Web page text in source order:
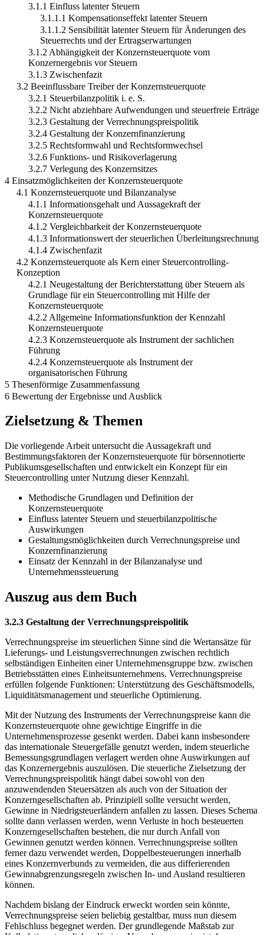
3.1.1 Einfluss latenter Steuern
3.1.1.1 Kompensationseffekt latenter Steuern
3.1.1.2 Sensibilität latenter Steuern für Änderungen des
Steuerrechts und der Ertragserwartungen
3.1.2 Abhängigkeit der Konzernsteuerquote vom
Konzernergebnis vor Steuern
3.1.3 Zwischenfazit
3.2 Beeinflussbare Treiber der Konzernsteuerquote
3.2.1 Steuerbilanzpolitik i. e. S.
3.2.2 Nicht abziehbare Aufwendungen und steuerfreie Erträge
3.2.3 Gestaltung der Verrechnungspreispolitik
3.2.4 Gestaltung der Konzernfinanzierung
3.2.5 Rechtsformwahl und Rechtsformwechsel
3.2.6 Funktions- und Risikoverlagerung
3.2.7 Verlegung des Konzernsitzes
4 Einsatzmöglichkeiten der Konzernsteuerquote
4.1 Konzernsteuerquote und Bilanzanalyse
4.1.1 Informationsgehalt und Aussagekraft der
Konzernsteuerquote
4.1.2 Vergleichbarkeit der Konzernsteuerquote
4.1.3 Informationswert der steuerlichen Überleitungsrechnung
4.1.4 Zwischenfazit
4.2 Konzernsteuerquote als Kern einer Steuercontrolling-
Konzeption
4.2.1 Neugestaltung der Berichterstattung über Steuern als
Grundlage für ein Steuercontrolling mit Hilfe der
Konzernsteuerquote
4.2.2 Allgemeine Informationsfunktion der Kennzahl
Konzernsteuerquote
4.2.3 Konzernsteuerquote als Instrument der sachlichen
Führung
4.2.4 Konzernsteuerquote als Instrument der
organisatorischen Führung
5 Thesenförmige Zusammenfassung
6 Bewertung der Ergebnisse und Ausblick
Zielsetzung & Themen
Die vorliegende Arbeit untersucht die Aussagekraft und
Bestimmungsfaktoren der Konzernsteuerquote für börsennotierte
Publikumsgesellschaften und entwickelt ein Konzept für ein
Steuercontrolling unter Nutzung dieser Kennzahl.
Methodische Grundlagen und Definition der
Konzernsteuerquote
Einfluss latenter Steuern und steuerbilanzpolitische
Auswirkungen
Gestaltungsmöglichkeiten durch Verrechnungspreise und
Konzernfinanzierung
Einsatz der Kennzahl in der Bilanzanalyse und
Unternehmenssteuerung
Auszug aus dem Buch
3.2.3 Gestaltung der Verrechnungspreispolitik
Verrechnungspreise im steuerlichen Sinne sind die Wertansätze für
Lieferungs- und Leistungsverrechnungen zwischen rechtlich
selbständigen Einheiten einer Unternehmensgruppe bzw. zwischen
Betriebsstätten eines Einheitsunternehmens. Verrechnungspreise
erfüllen folgende Funktionen: Unterstützung des Geschäftsmodells,
Liquiditätsmanagement und steuerliche Optimierung.
Mit der Nutzung des Instruments der Verrechnungspreise kann die
Konzernsteuerquote ohne gewichtige Eingriffe in die
Unternehmensprozesse gesenkt werden. Dabei kann insbesondere
das internationale Steuergefälle genutzt werden, indem steuerliche
Bemessungsgrundlagen verlagert werden ohne Auswirkungen auf
das Konzernergebnis auszulösen. Die steuerliche Zielsetzung der
Verrechnungspreispolitik hängt dabei sowohl von den
anzuwendenden Steuersätzen als auch von der Situation der
Konzerngesellschaften ab. Prinzipiell sollte versucht werden,
Gewinne in Niedrigsteuerländern anfallen zu lassen. Dieses Schema
sollte dann verlassen werden, wenn Verluste in hoch besteuerten
Konzerngesellschaften bestehen, die nur durch Anfall von
Gewinnen genutzt werden können. Verrechnungspreise sollten
ferner dazu verwendet werden, Doppelbesteuerungen innerhalb
eines Konzernverbunds zu vermeiden, die aus differierenden
Gewinnabgrenzungsregeln zwischen In- und Ausland resultieren
können.
Nachdem bislang der Eindruck erweckt worden sein könnte,
Verrechnungspreise seien beliebig gestaltbar, muss nun diesem
Fehlschluss begegnet werden. Der grundlegende Maßstab zur